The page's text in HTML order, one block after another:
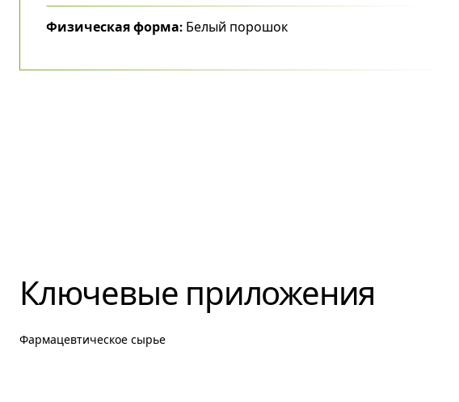
Физическая форма: Белый порошок
Ключевые приложения
Фармацевтическое сырье